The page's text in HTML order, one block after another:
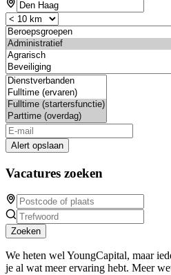
Alert opslaan
Vacatures zoeken
Zoeken
We heten wel YoungCapital, maar
je al wat meer ervaring hebt. Meer